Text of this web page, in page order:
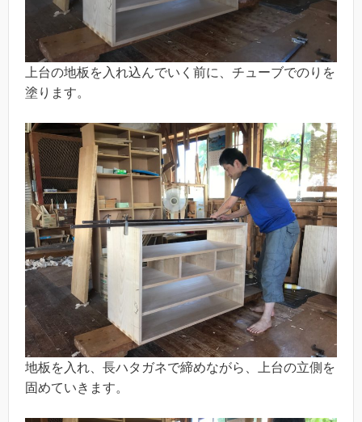
上台の地板を入れ込んでいく前に、チューブでのりを
塗ります。
地板を入れ、長ハタガネで締めながら、上台の立側を
固めていきます。